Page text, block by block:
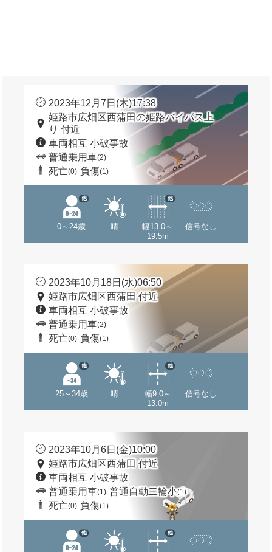
2023年12月7日(木)17:38
姫路市広畑区西蒲田の姫路バイパス上
り 付近
車両相互 小破事故
普通乗用車(2)
死亡(0) 負傷(1)
0～24歳
他
晴
幅13.0～
19.5m
他
信号なし
2023年10月18日(水)06:50
姫路市広畑区西蒲田 付近
車両相互 小破事故
普通乗用車(2)
死亡(0) 負傷(1)
25～34歳
他
晴
幅9.0～
13.0m
他
信号なし
2023年10月6日(金)10:00
姫路市広畑区西蒲田 付近
車両相互 小破事故
普通乗用車(1) 普通自動二輪小(1)
死亡(0) 負傷(1)
他 他